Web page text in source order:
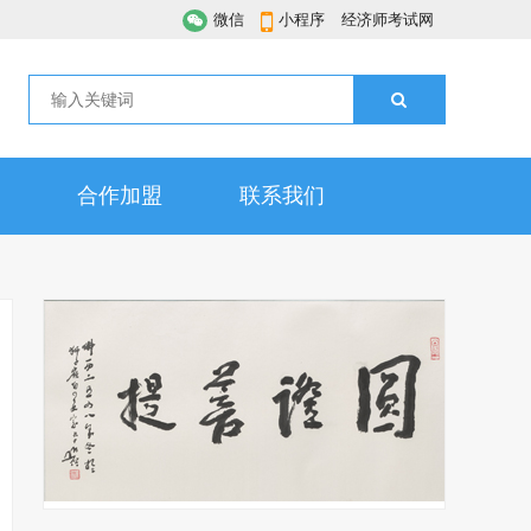
微信 小程序 经济师考试网
合作加盟 联系我们